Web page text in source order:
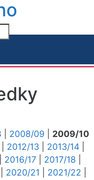
2008/09
2009/10
2012/13 2013/14
2016/17 2017/18
2020/21 2021/22